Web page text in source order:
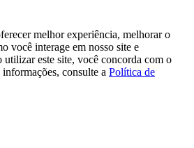
melhor experiência, melhorar o
você interage em nosso site e
este site, você concorda com o
consulte a Política de